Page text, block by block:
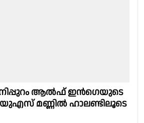
ആൽഫ് ഇൻഗെയുടെ
മണ്ണിൽ ഹാലണ്ടിലൂടെ